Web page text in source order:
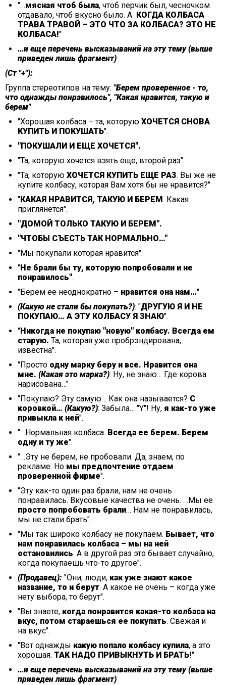
"…мясная чтоб была, чтоб перчик был, чесночком
отдавало, чтоб вкусно было. А КОГДА КОЛБАСА
ТРАВА ТРАВОЙ – ЭТО ЧТО ЗА КОЛБАСА? ЭТО НЕ
КОЛБАСА!"
…и еще перечень высказываний на эту тему (выше
приведен лишь фрагмент)
(Ст "+"):
Группа стереотипов на тему: "Берем проверенное - то,
что однажды понравилось", "Какая нравится, такую и
берем"
"Хорошая колбаса – та, которую ХОЧЕТСЯ СНОВА
КУПИТЬ И ПОКУШАТЬ".
"ПОКУШАЛИ И ЕЩЕ ХОЧЕТСЯ".
"Та, которую хочется взять еще, второй раз".
"Та, которую ХОЧЕТСЯ КУПИТЬ ЕЩЕ РАЗ. Вы же не
купите колбасу, которая Вам хотя бы не нравится?"
"КАКАЯ НРАВИТСЯ, ТАКУЮ И БЕРЕМ. Какая
приглянется".
"ДОМОЙ ТОЛЬКО ТАКУЮ И БЕРЕМ".
"ЧТОБЫ СЪЕСТЬ ТАК НОРМАЛЬНО…"
"Мы покупали которая нравится".
"Не брали бы ту, которую попробовали и не
понравилось".
"Берем ее неоднократно – нравится она нам…"
(Какую не стали бы покупать?): "ДРУГУЮ Я И НЕ
ПОКУПАЮ… А ЭТУ КОЛБАСУ Я ЗНАЮ".
"Никогда не покупаю "новую" колбасу. Всегда ем
старую. Та, которая уже пробрэндирована,
известна".
"Просто одну марку беру и все. Нравится она
мне. (Какая это марка?): Ну, не знаю… Где корова
нарисована…"
"Покупаю? Эту самую… Как она называется? С
коровкой… (Какую?): Забыла… "Y"! Ну, я как-то уже
привыкла к ней".
"…Нормальная колбаса. Всегда ее берем. Берем
одну и ту же".
"…Эту не берем, не пробовали. Да, знаем, по
рекламе. Но мы предпочтение отдаем
проверенной фирме".
"Эту как-то один раз брали, нам не очень
понравилась. Вкусовые качества не очень. …Мы ее
просто попробовать брали… Нам не понравилась,
мы не стали брать".
"Мы так широко колбасу не покупаем. Бывает, что
нам понравилась колбаса – мы на ней
остановились. А в другой раз это бывает случайно,
когда покупаешь что-то другое".
(Продавец): "Они, люди, как уже знают какое
название, то и берут. А какое не очень – когда уже
нету выбора, то берут".
"Вы знаете, когда понравится какая-то колбаса на
вкус, потом стараешься ее покупать. Свежая и
на вкус".
"Вот однажды какую попало колбасу купила, а это
хорошая. ТАК НАДО ПРИВЫКНУТЬ И БРАТЬ!"
…и еще перечень высказываний на эту тему (выше
приведен лишь фрагмент)